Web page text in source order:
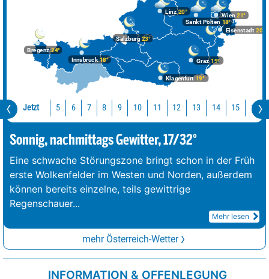
Bregenz24°
Graz19°
Innsbruck18°
Klagenfurt 19°
Linz20°
Salzburg23°
Wien 21°
Eisenstadt 20°
Sankt Pölten 18°
Jetzt 5 6 7 8 9 10 11 12 13 14 15 16
Sonnig, nachmittags Gewitter, 17/32°
Eine schwache Störungszone bringt schon in der Früh
erste Wolkenfelder im Westen und Norden, außerdem
können bereits einzelne, teils gewittrige
Regenschauer...
Mehr lesen
mehr Österreich-Wetter
INFORMATION & OFFENLEGUNG